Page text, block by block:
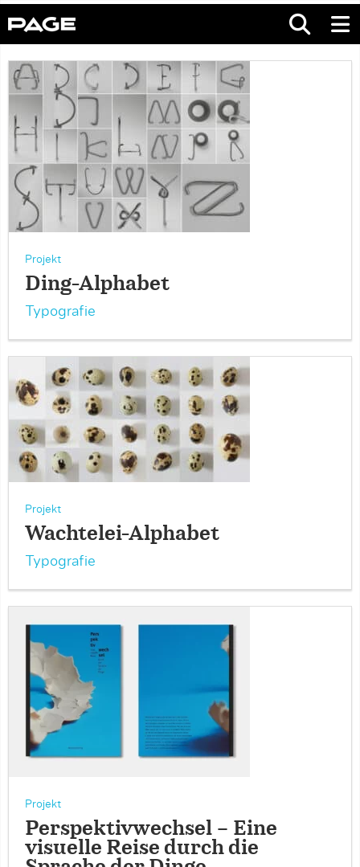
Projekt
Ding-Alphabet
Typografie
Projekt
Wachtelei-Alphabet
Typografie
Projekt
Perspektivwechsel – Eine
visuelle Reise durch die